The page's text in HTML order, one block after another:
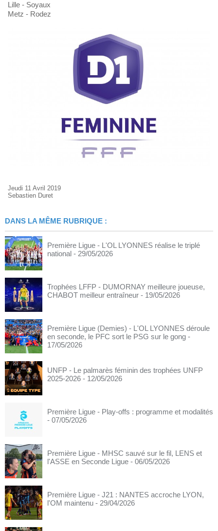
Lille - Soyaux
Metz - Rodez
Jeudi 11 Avril 2019
Sebastien Duret
DANS LA MÊME RUBRIQUE :
Première Ligue - L'OL LYONNES réalise le triplé
national - 29/05/2026
Trophées LFFP - DUMORNAY meilleure joueuse,
CHABOT meilleur entraîneur - 19/05/2026
Première Ligue (Demies) - L'OL LYONNES déroule
en seconde, le PFC sort le PSG sur le gong -
17/05/2026
UNFP - Le palmarès féminin des trophées UNFP
2025-2026 - 12/05/2026
Première Ligue - Play-offs : programme et modalités
- 07/05/2026
Première Ligue - MHSC sauvé sur le fil, LENS et
l'ASSE en Seconde Ligue - 06/05/2026
Première Ligue - J21 : NANTES accroche LYON,
l'OM maintenu - 29/04/2026